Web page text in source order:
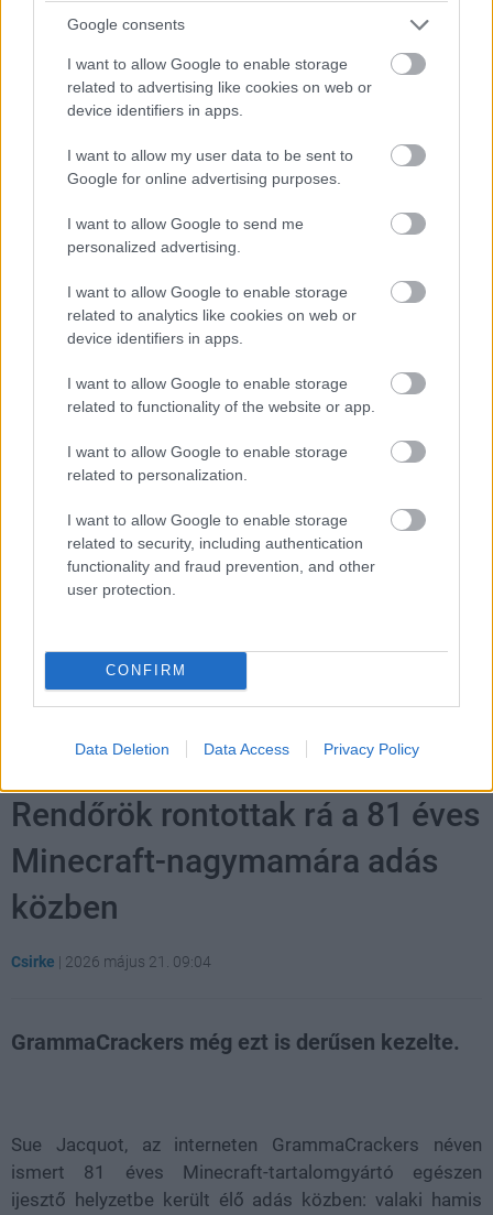
Google consents
I want to allow Google to enable storage
related to advertising like cookies on web or
device identifiers in apps.
I want to allow my user data to be sent to
Google for online advertising purposes.
I want to allow Google to send me
personalized advertising.
I want to allow Google to enable storage
related to analytics like cookies on web or
device identifiers in apps.
I want to allow Google to enable storage
related to functionality of the website or app.
I want to allow Google to enable storage
related to personalization.
I want to allow Google to enable storage
related to security, including authentication
functionality and fraud prevention, and other
user protection.
CONFIRM
Data Deletion Data Access Privacy Policy
ráadásul több mint ötvenórás kampányt ígérnek.
A Fanatical természetesen most is csak egyetlen
kulcsot engedélyez felhasználónként, és az akció
legkésőbb május 23-án hajnali 1 óráig él. Érdemes tehát
minél hamarabb lecsapni a máskor 20,95 euróért (7570
forintért) kínált játékra, mert az ilyen ingyenes Steam-
kulcsos promók általában elég gyorsan kifutnak.
SMASH by Meló-Diák: Homok, zene és a nyár legjobb
Július végén folytatódik a balatoni strandröplabda-
sorozat.
#ingyen játék #steam #fanatical
#tower of
Rendőrök rontottak rá a 81 éves
Minecraft-nagymamára adás
közben
Csirke | 2026 május 21. 09:04
GrammaCrackers még ezt is derűsen kezelte.
Sue Jacquot, az interneten GrammaCrackers néven
ismert 81 éves Minecraft-tartalomgyártó egészen
ijesztő helyzetbe került élő adás közben: valaki hamis